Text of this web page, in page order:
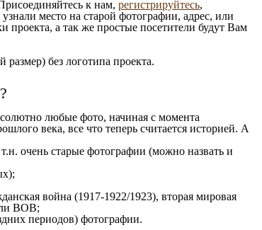
к нам, регистрируйтесь,
место на старой фотографии, адрес, или
а так же простые посетители будут Вам
без логотипа проекта.
любые фото, начиная c момента
века, все что теперь считается историей. А
очень старые фотографии (можно назвать и
война (1917-1922/1923), вторая мировая
ВОВ;
периодов) фотографии.